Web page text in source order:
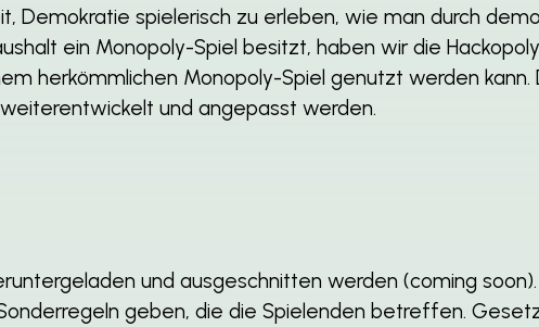
Demokratie spielerisch zu erleben, wie man durch
ein Monopoly-Spiel besitzt, haben wir die
herkömmlichen Monopoly-Spiel genutzt werden kann.
und angepasst werden.
und ausgeschnitten werden (coming
geben, die die Spielenden betreffen.